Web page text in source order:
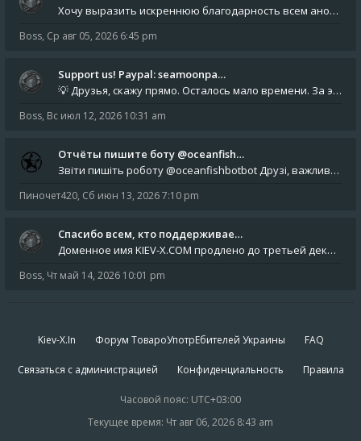
Хочу выразить искреннюю благодарность всем анонимным пользователям, которые поддержали наше сообщество финансово. Благод
Boss, Ср авг 05, 2026 6:45 pm
Support us! Paypal: seamoonpa…
💡 Друзья, скажу прямо. Осталось мало времени. За это время нам нужно закрыть последние обязательные расходы: около 500
Boss, Вс июл 12, 2026 10:31 am
Отчёты пишите боту @oceanfish…
Звіти пишіть роботу @oceanfishbotbot Друзі, важливе повідомлення для учасників форума. Основне звернення опублікован
Пиночет420, Сб июн 13, 2026 7:10 pm
Спасибо всем, кто поддерживае…
Доменное имя KIEV-X.COM продлено до третьей декады августа 2027 года! Спасибо всем анонимным пользователям, которые по
Boss, Чт май 14, 2026 10:01 pm
Kiev-X.In Форум ТовароУпотрЕбителей Украины FAQ
Связаться с администрацией Конфиденциальность Правила
Часовой пояс: UTC+03:00
Текущее время: Чт авг 06, 2026 8:43 am